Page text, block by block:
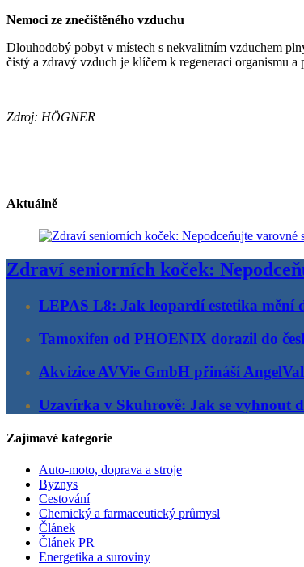
Nemoci ze znečištěného vzduchu
Dlouhodobý pobyt v místech s nekvalitním vzduchem
čistý a zdravý vzduch je klíčem k regeneraci organismu
Zdroj: HÖGNER
Aktuálně
Zdraví seniorních koček:
LEPAS L8: Jak leopardí estetika mění
Tamoxifen od PHOENIX dorazil do
Akvizice AVVie GmbH přináší
Uzavírka v Skuhrově: Jak se vyhnout
Zajímavé kategorie
Auto-moto, doprava a stroje
Byznys
Cestování
Chemický a farmaceutický průmysl
Článek
Článek PR
Energetika a suroviny